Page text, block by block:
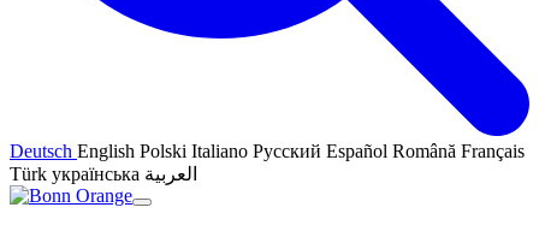
Deutsch English Polski Italiano Русский Español Română Français
Türk українська العربية